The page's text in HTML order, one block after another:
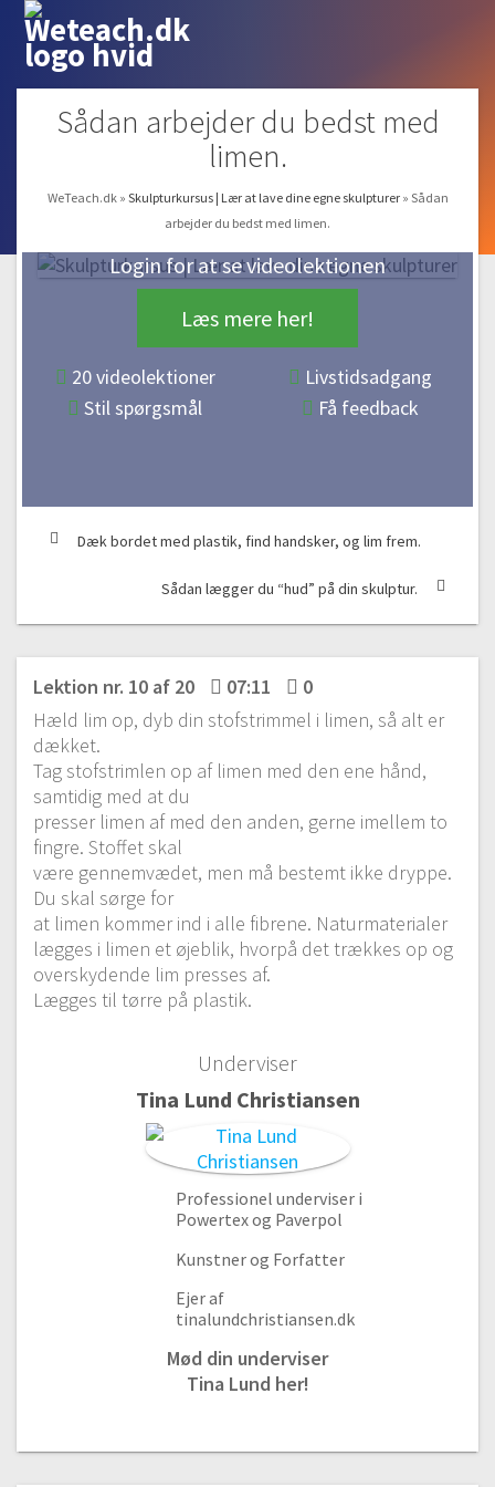
Sådan arbejder du bedst med
limen.
WeTeach.dk » Skulpturkursus | Lær at lave dine egne skulpturer » Sådan
arbejder du bedst med limen.
Login for at se videolektionen
Læs mere her!
20 videolektioner
Livstidsadgang
Stil spørgsmål
Få feedback
Dæk bordet med plastik, find handsker, og lim frem.
Sådan lægger du “hud” på din skulptur.
Lektion nr. 10 af 20 07:11
0
Hæld lim op, dyb din stofstrimmel i limen, så alt er
dækket.
Tag stofstrimlen op af limen med den ene hånd,
samtidig med at du
presser limen af med den anden, gerne imellem to
fingre. Stoffet skal
være gennemvædet, men må bestemt ikke dryppe.
Du skal sørge for
at limen kommer ind i alle fibrene. Naturmaterialer
lægges i limen et øjeblik, hvorpå det trækkes op og
overskydende lim presses af.
Lægges til tørre på plastik.
Underviser
Tina Lund Christiansen
Professionel underviser i
Powertex og Paverpol
Kunstner og Forfatter
Ejer af
tinalundchristiansen.dk
Mød din underviser
Tina Lund her!